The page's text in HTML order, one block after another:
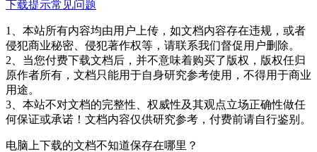
下载提示常见问题
1、本站所有内容均由用户上传，如文档内容存在违规，或者
侵犯商业秘密、侵犯著作权等，请联系我们督促用户删除。
2、当您付费下载文档后，并不意味着购买了版权，版权任归
原作者所有，文档只能用于自身研究参考使用，不得用于商业
用途。
3、本站不对文档的完整性、权威性及其观点立场正确性做任
何保证或承诺！文档内容仅供研究参考，付费前请自行鉴别。
电脑上下载的文档不知道保存在哪里？